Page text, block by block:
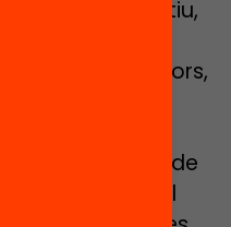
i el no lectiu,
la
diferents actors,
centres
educatiu de
el treball